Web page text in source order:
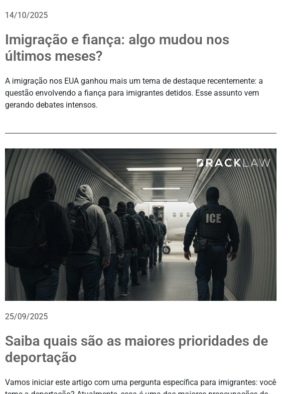
14/10/2025
Imigração e fiança: algo mudou nos
últimos meses?
A imigração nos EUA ganhou mais um tema de destaque recentemente: a
questão envolvendo a fiança para imigrantes detidos. Esse assunto vem
gerando debates intensos.
25/09/2025
Saiba quais são as maiores prioridades de
deportação
Vamos iniciar este artigo com uma pergunta específica para imigrantes: você